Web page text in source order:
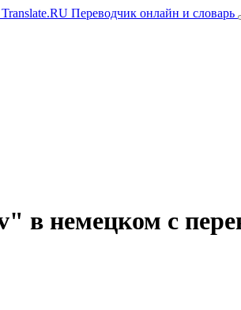
Translate.RU Переводчик онлайн и словарь
немецком с